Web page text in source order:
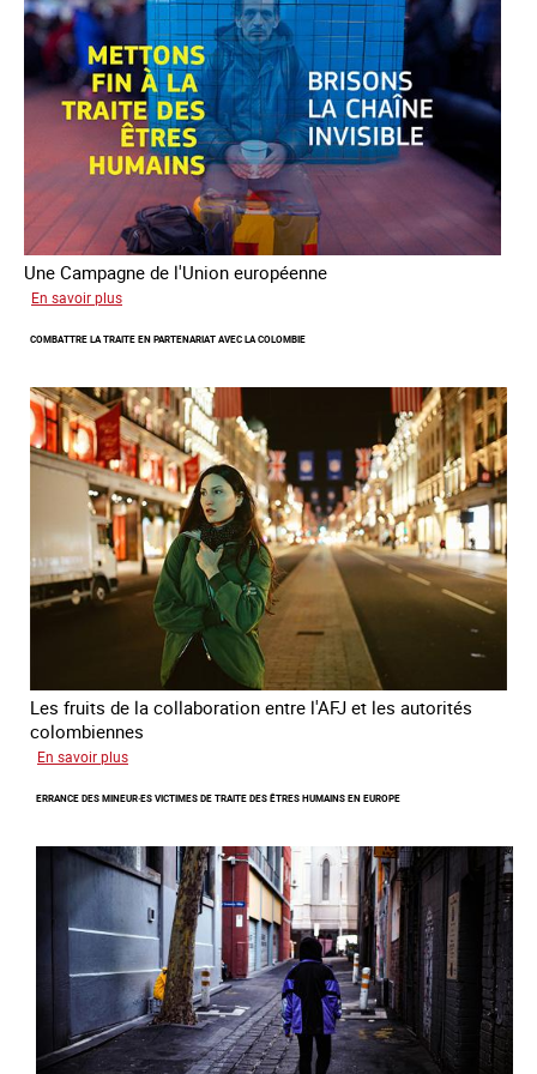
dans
combat
contre
la
traite
Une Campagne de l'Union européenne
En savoir plus
la
invisible
COMBATTRE LA TRAITE EN PARTENARIAT AVEC LA COLOMBIE
Les fruits de la collaboration entre l'AFJ et les autorités
colombiennes
En savoir plus
la
en
partenariat
avec
Colombie
ERRANCE DES MINEUR·ES VICTIMES DE TRAITE DES ÊTRES HUMAINS EN EUROPE